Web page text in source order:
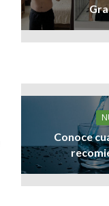
Conoce